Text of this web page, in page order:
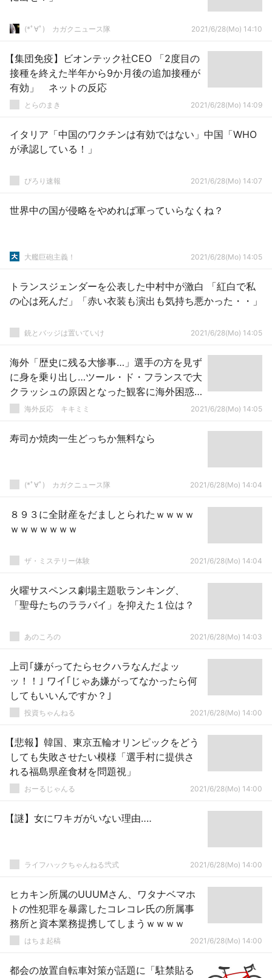
(*ﾟ∀ﾟ)ゞカガクニュース隊 2021/6/28(Mo) 14:10
【集団免疫】ビオンテック社CEO 「2度目の
接種を終えた半年から9か月後の追加接種が
有効」 ネットの反応
とらのまき 2021/6/28(Mo) 14:09
イタリア「中国のワクチンは有効ではない」中国「WHO
が承認している！」
ぴろり速報 2021/6/28(Mo) 14:07
世界中の国が侵略をやめれば軍っていらなくね？
大艦巨砲主義！ 2021/6/28(Mo) 14:05
トランスジェンダーを公表した中村中が激白 「紅白で私
の心は死んだ」「赤い衣装も演出も気持ち悪かった・・」
銃とバッジは置いていけ 2021/6/28(Mo) 14:05
海外「歴史に残る大惨事…」選手の方を見ず
に身を乗り出し…ツール・ド・フランスで大
クラッシュの原因となった観客に海外困惑
（海外反応）
­海外反応 キキミミ 2021/6/28(Mo) 14:05
寿司か焼肉一生どっちか無料なら
(*ﾟ∀ﾟ)ゞカガクニュース隊 2021/6/28(Mo) 14:04
８９３に全財産をだましとられたｗｗｗｗ
ｗｗｗｗｗｗｗ
ザ・ミステリー体験 2021/6/28(Mo) 14:04
火曜サスペンス劇場主題歌ランキング、
「聖母たちのララバイ」を抑えた１位は？
あのころの 2021/6/28(Mo) 14:03
上司｢嫌がってたらセクハラなんだよッ
ッ！！｣ ワイ｢じゃあ嫌がってなかったら何
してもいいんですか？｣
投資ちゃんねる 2021/6/28(Mo) 14:00
【悲報】韓国、東京五輪オリンピックをどう
しても失敗させたい模様「選手村に提供さ
れる福島県産食材を問題視」
おーるじゃんる 2021/6/28(Mo) 14:00
【謎】女にワキガがいない理由‥‥
ライフハックちゃんねる弐式 2021/6/28(Mo) 14:00
ヒカキン所属のUUUMさん、ワタナベマホ
トの性犯罪を暴露したコレコレ氏の所属事
務所と資本業務提携してしまうｗｗｗｗ
はちま起稿 2021/6/28(Mo) 14:00
都会の放置自転車対策が話題に「駐禁貼る